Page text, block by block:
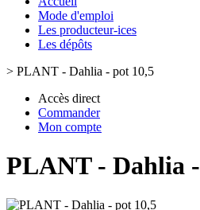
Mode d'emploi
Les producteur-ices
Les dépôts
> PLANT - Dahlia - pot 10,5
Accès direct
Commander
Mon compte
PLANT - Dahlia